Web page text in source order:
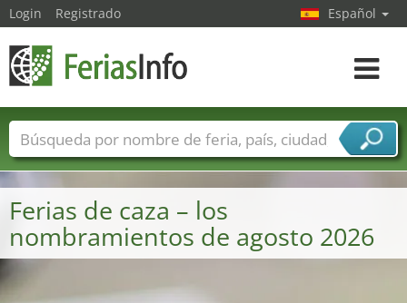
Ferias de caza – los
nombramientos de agosto 2026
Login Registrado Español
toggle
Nombres de ferias Países
Ciudades
Sectores de ferias
Sectores de proveedor de servicios